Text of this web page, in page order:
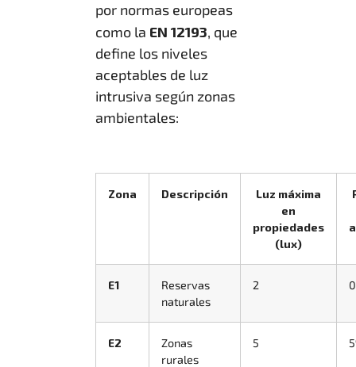
por normas europeas
como la EN 12193, que
define los niveles
aceptables de luz
intrusiva según zonas
ambientales:
Zona Descripción
Luz máxima
en
propiedades
(lux)
E1
Reservas
naturales
2
E2
Zonas
rurales
5